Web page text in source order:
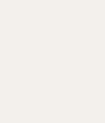
Hotel